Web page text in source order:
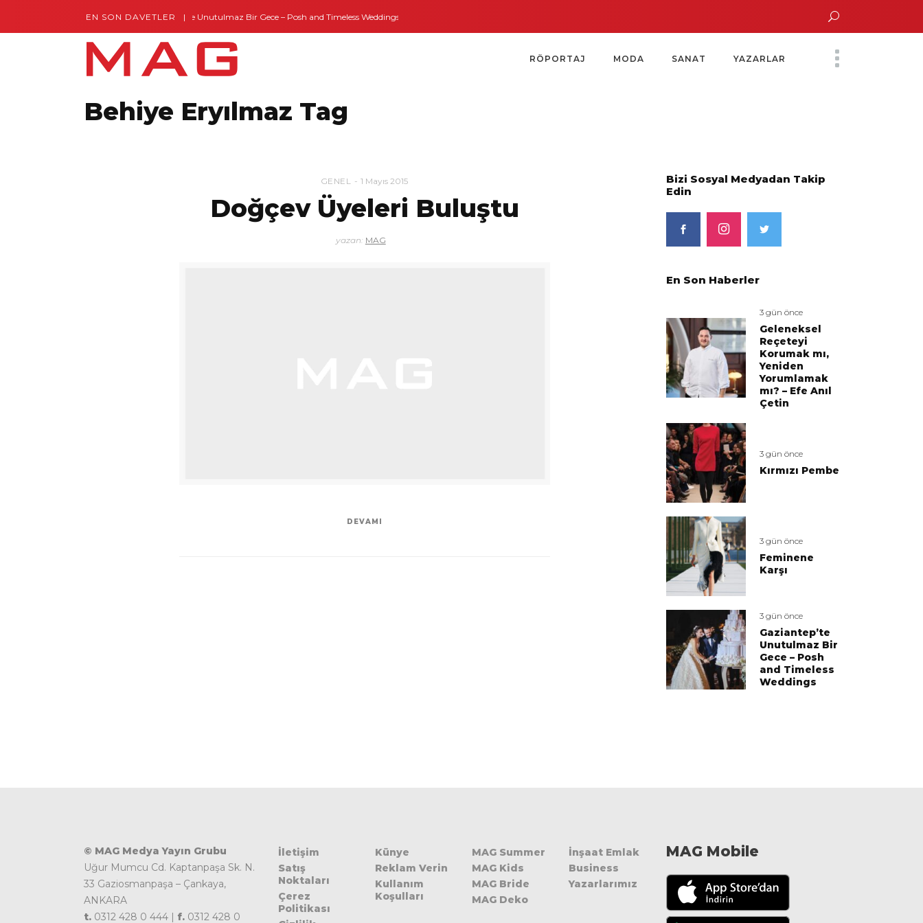
EN SON DAVETLERGaziantep’te Unutulmaz Bir Gece – Posh and Timeless Weddings Yoko Ono Sergisi Özel Bir Davetle Açıldı
RÖPORTAJ MODA SANAT YAZARLAR
Behiye Eryılmaz Tag
GENEL 1 Mayıs 2015
Doğçev Üyeleri Buluştu
yazan: MAG
DEVAMI
Bizi Sosyal Medyadan Takip
Edin
En Son Haberler
3 gün önce
Geleneksel
Reçeteyi
Korumak mı,
Yeniden
Yorumlamak
mı? – Efe Anıl
Çetin
3 gün önce
Kırmızı Pembe
3 gün önce
Feminene
Karşı
3 gün önce
Gaziantep’te
Unutulmaz Bir
Gece – Posh
and Timeless
Weddings
© MAG Medya Yayın Grubu
Uğur Mumcu Cd. Kaptanpaşa Sk. N.
33 Gaziosmanpaşa – Çankaya,
ANKARA
t. 0312 428 0 444 | f. 0312 428 0
İletişim
Satış
Noktaları
Çerez
Politikası
Künye
Reklam Verin
Kullanım
Koşulları
MAG Summer
MAG Kids
MAG Bride
MAG Deko
İnşaat Emlak
Business
Yazarlarımız
MAG Mobile